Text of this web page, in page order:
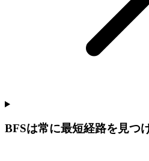
BFSは常に最短経路を見つ